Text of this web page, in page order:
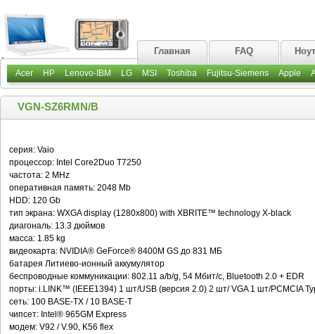
Главная FAQ
Acer HP Lenovo-IBM LG MSI Toshiba Fujitsu-Siemens Apple
VGN-SZ6RMN/B
серия: Vaio
процессор: Intel Core2Duo T7250
частота: 2 MHz
оперативная память: 2048 Mb
HDD: 120 Gb
тип экрана: WXGA display (1280x800) with XBRITE™ technology X-black
диагональ: 13.3 дюймов
масса: 1.85 kg
видеокарта: NVIDIA® GeForce® 8400M GS до 831 МБ
батарея Литиево-ионный аккумулятор
беспроводные коммуникации: 802.11 a/b/g, 54 Мбит/с, Bluetooth 2.0 + EDR
порты: i.LINK™ (IEEE1394) 1 шт/USB (версия 2.0) 2 шт/ VGA 1 шт/PCMCIA
сеть: 100 BASE-TX / 10 BASE-T
чипсет: Intel® 965GM Express
модем: V92 / V.90, K56 flex